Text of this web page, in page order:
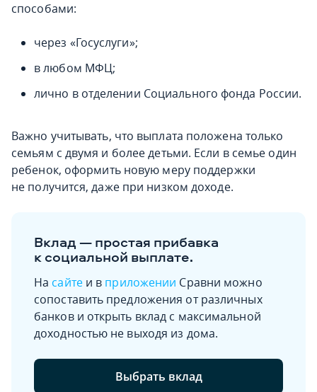
способами:
через «Госуслуги»;
в любом МФЦ;
лично в отделении Социального фонда России.
Важно учитывать, что выплата положена только
семьям с двумя и более детьми. Если в семье один
ребенок, оформить новую меру поддержки
не получится, даже при низком доходе.
Вклад — простая прибавка
к социальной выплате.
На сайтеи в приложении Сравни можно
сопоставить предложения от различных
банков и открыть вклад с максимальной
доходностью не выходя из дома.
Выбрать вклад